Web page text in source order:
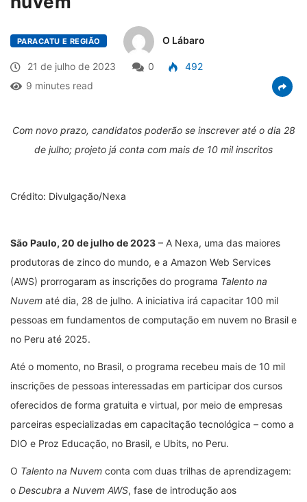
PARACATU E REGIÃO O Lábaro
21 de julho de 2023 0
492
9 minutes read
Com novo prazo, candidatos poderão se inscrever até o dia 28
de julho; projeto já conta com mais de 10 mil inscritos
Crédito: Divulgação/Nexa
São Paulo, 20 de julho de 2023 – A Nexa, uma das maiores
produtoras de zinco do mundo, e a Amazon Web Services
(AWS) prorrogaram as inscrições do programa Talento na
Nuvem até dia, 28 de julho. A iniciativa irá capacitar 100 mil
pessoas em fundamentos de computação em nuvem no Brasil e
no Peru até 2025.
Até o momento, no Brasil, o programa recebeu mais de 10 mil
inscrições de pessoas interessadas em participar dos cursos
oferecidos de forma gratuita e virtual, por meio de empresas
parceiras especializadas em capacitação tecnológica – como a
DIO e Proz Educação, no Brasil, e Ubits, no Peru.
O Talento na Nuvem conta com duas trilhas de aprendizagem:
o Descubra a Nuvem AWS, fase de introdução aos